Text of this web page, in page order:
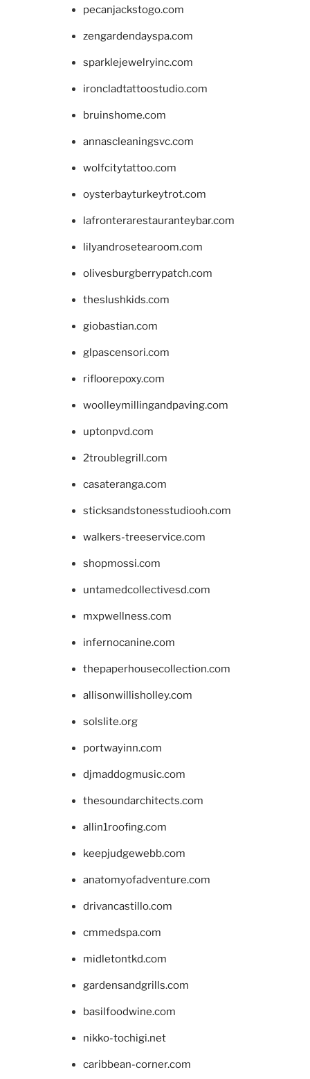
pecanjackstogo.com
zengardendayspa.com
sparklejewelryinc.com
ironcladtattoostudio.com
bruinshome.com
annascleaningsvc.com
wolfcitytattoo.com
oysterbayturkeytrot.com
lafronterarestauranteybar.com
lilyandrosetearoom.com
olivesburgberrypatch.com
theslushkids.com
giobastian.com
glpascensori.com
rifloorepoxy.com
woolleymillingandpaving.com
uptonpvd.com
2troublegrill.com
casateranga.com
sticksandstonesstudiooh.com
walkers-treeservice.com
shopmossi.com
untamedcollectivesd.com
mxpwellness.com
infernocanine.com
thepaperhousecollection.com
allisonwillisholley.com
solslite.org
portwayinn.com
djmaddogmusic.com
thesoundarchitects.com
allin1roofing.com
keepjudgewebb.com
anatomyofadventure.com
drivancastillo.com
cmmedspa.com
midletontkd.com
gardensandgrills.com
basilfoodwine.com
nikko-tochigi.net
caribbean-corner.com